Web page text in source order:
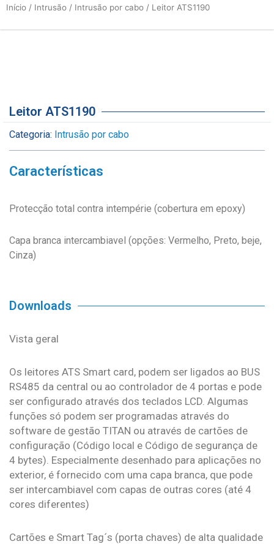
Início / Intrusão / Intrusão por cabo / Leitor ATS1190
Leitor ATS1190
Categoria: Intrusão por cabo
Características
Protecção total contra intempérie (cobertura em epoxy)
Capa branca intercambiavel (opções: Vermelho, Preto, beje,
Cinza)
Downloads
Vista geral
Os leitores ATS Smart card, podem ser ligados ao BUS
RS485 da central ou ao controlador de 4 portas e pode
ser configurado através dos teclados LCD. Algumas
funções só podem ser programadas através do
software de gestão TITAN ou através de cartões de
configuração (Código local e Código de segurança de
4 bytes). Especialmente desenhado para aplicações no
exterior, é fornecido com uma capa branca, que pode
ser intercambiavel com capas de outras cores (até 4
cores diferentes)
Cartões e Smart Tag´s (porta chaves) de alta qualidade